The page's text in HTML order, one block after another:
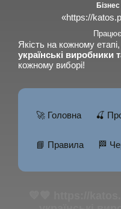
«https://
Якість на кожному
українські виробники
кожному виборі!
🚀 Головна 🍒
📘 Правила 🏁